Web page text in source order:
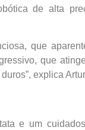
de alta
que
que
explica
e um